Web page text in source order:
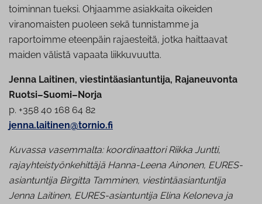
toiminnan tueksi. Ohjaamme asiakkaita oikeiden
viranomaisten puoleen sekä tunnistamme ja
raportoimme eteenpäin rajaesteitä, jotka haittaavat
maiden välistä vapaata liikkuvuutta.
Jenna Laitinen, viestintäasiantuntija, Rajaneuvonta
Ruotsi–Suomi–Norja
p. +358 40 168 64 82
jenna.laitinen@tornio.fi
Kuvassa vasemmalta: koordinaattori Riikka Juntti,
rajayhteistyönkehittäjä Hanna-Leena Ainonen, EURES-
asiantuntija Birgitta Tamminen, viestintäasiantuntija
Jenna Laitinen, EURES-asiantuntija Elina Keloneva ja